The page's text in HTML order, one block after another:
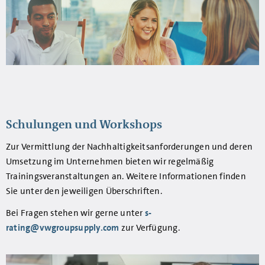
Schulungen und Workshops
Zur Vermittlung der Nachhaltigkeitsanforderungen und deren
Umsetzung im Unternehmen bieten wir regelmäßig
Trainingsveranstaltungen an. Weitere Informationen finden
Sie unter den jeweiligen Überschriften.
Bei Fragen stehen wir gerne unter s-
rating@vwgroupsupply.com zur Verfügung.